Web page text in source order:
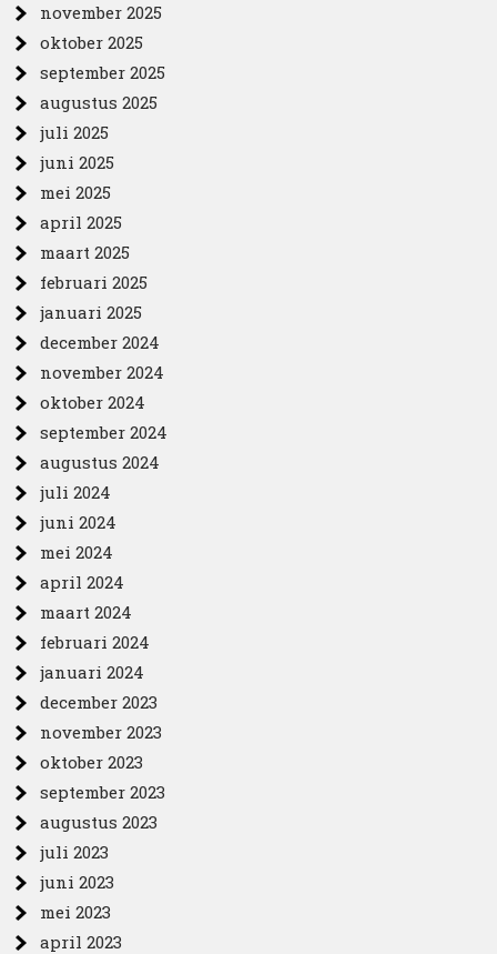
november 2025
oktober 2025
september 2025
augustus 2025
juli 2025
juni 2025
mei 2025
april 2025
maart 2025
februari 2025
januari 2025
december 2024
november 2024
oktober 2024
september 2024
augustus 2024
juli 2024
juni 2024
mei 2024
april 2024
maart 2024
februari 2024
januari 2024
december 2023
november 2023
oktober 2023
september 2023
augustus 2023
juli 2023
juni 2023
mei 2023
april 2023